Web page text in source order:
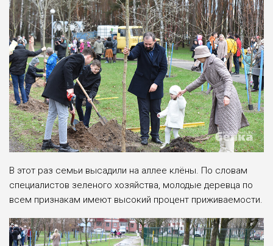
В этот раз семьи высадили на аллее клёны. По словам
специалистов зеленого хозяйства, молодые деревца по
всем признакам имеют высокий процент приживаемости.